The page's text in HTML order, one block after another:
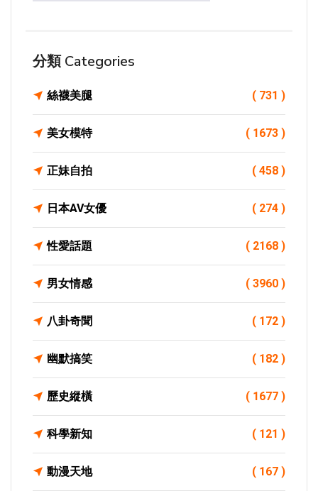
分類 Categories
絲襪美腿 ( 731 )
美女模特 ( 1673 )
正妹自拍 ( 458 )
日本AV女優 ( 274 )
性愛話題 ( 2168 )
男女情感 ( 3960 )
八卦奇聞 ( 172 )
幽默搞笑 ( 182 )
歷史縱橫 ( 1677 )
科學新知 ( 121 )
動漫天地 ( 167 )